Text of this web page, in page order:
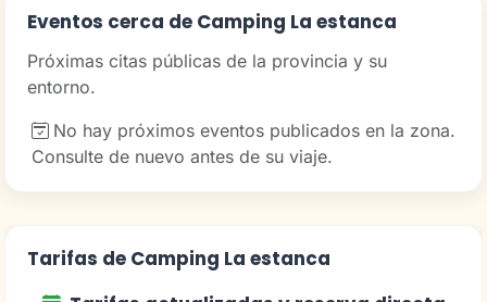
Eventos cerca de Camping La estanca
Próximas citas públicas de la provincia y su
entorno.
No hay próximos eventos publicados en la zona.
Consulte de nuevo antes de su viaje.
Tarifas de Camping La estanca